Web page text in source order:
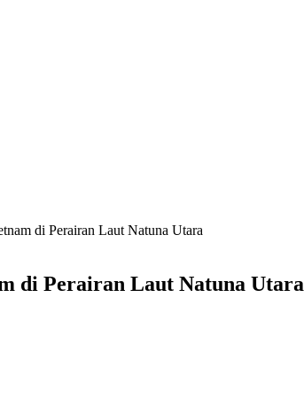
di Perairan Laut Natuna Utara
di Perairan Laut Natuna Utara